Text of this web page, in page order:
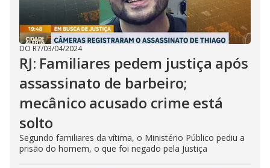
DO R7/03/04/2024
RJ: Familiares pedem justiça após
assassinato de barbeiro;
mecânico acusado crime está
solto
Segundo familiares da vítima, o Ministério Público pediu a
prisão do homem, o que foi negado pela Justiça